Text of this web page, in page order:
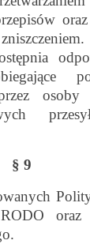
osoby
§ 9
oraz